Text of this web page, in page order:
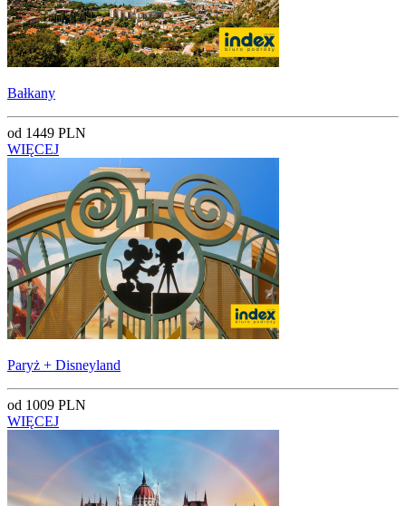
Bałkany
od 1449 PLN
WIĘCEJ
Paryż + Disneyland
od 1009 PLN
WIĘCEJ